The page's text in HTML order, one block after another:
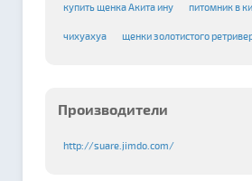
купить щенка Акита ину питомник в
чихуахуа щенки золотистого
Производители
http://suare.jimdo.com/